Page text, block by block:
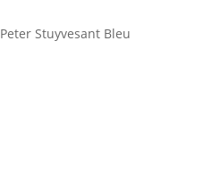
Peter Stuyvesant Bleu